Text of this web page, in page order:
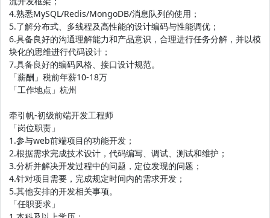
4.熟悉MySQL/Redis/MongoDB/消息队列的使用；
5.了解分布式、多线程及高性能的设计编码与性能调优；
6.具备良好的沟通理解能力和产品意识，合理进行任务分解，并以模
块化的思维进行代码设计；
7.具备良好的编码风格、接口设计规范。
「薪酬」税前年薪10-18万
「工作地点」杭州
牵引帆-初级前端开发工程师
「岗位职责」
1.参与web前端项目的功能开发；
2.根据需求完成技术设计，代码编写、调试、测试和维护；
3.分析并解决开发过程中的问题，定位发现的问题；
4.针对项目需要，完成规定时间内的需求开发；
5.其他安排的开发相关事项。
「任职要求」